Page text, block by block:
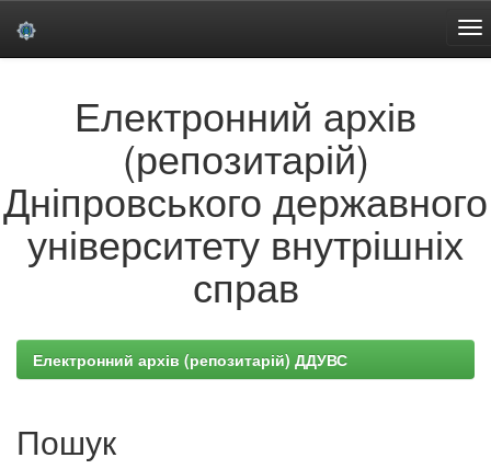
Електронний архів
(репозитарій)
Дніпровського державного
університету внутрішніх
справ
Електронний архів (репозитарій) ДДУВС
Пошук